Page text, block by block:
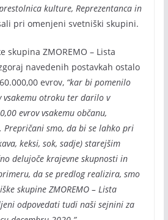
kulture, Reprezentanca in
pri omenjeni svetniški skupini.
skupina ZMOREMO – Lista
navedenih postavkah ostalo
evrov, “kar bi pomenilo
vsakemu otroku ter darilo v
evrov vsakemu občanu,
Prepričani smo, da bi se lahko pri
keksi, sok, sadje) starejšim
delujoče krajevne skupnosti in
da se predlog realizira, smo
skupine ZMOREMO – Lista
odpovedati tudi naši sejnini za